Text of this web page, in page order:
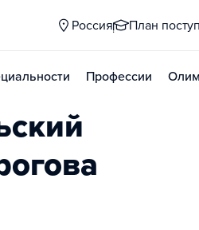
Россия План
Профессии